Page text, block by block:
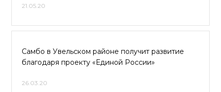
21.05.20
Самбо в Увельском районе получит развитие
благодаря проекту «Единой России»
26.03.20